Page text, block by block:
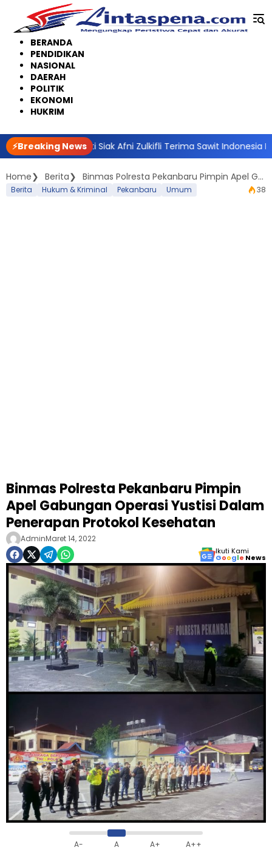
konten
BERANDA
PENDIDIKAN
NASIONAL
DAERAH
POLITIK
EKONOMI
HUKRIM
⚡Breaking News
Bupati Siak Afni Zulkifli Terima Sawit Indonesia Expo Award
Home Berita Binmas Polresta Pekanbaru Pimpin Apel Gabungan Operasi Yustisi Dalam Penerapan Protokol Kesehatan
Berita Hukum & Kriminal Pekanbaru Umum 38
Binmas Polresta Pekanbaru Pimpin
Apel Gabungan Operasi Yustisi Dalam
Penerapan Protokol Kesehatan
AdminMaret 14, 2022
Ikuti Kami
Google News
A- A A+ A++